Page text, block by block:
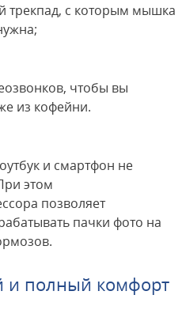
трекпад, с которым мышка
чтобы вы
из кофейни.
и смартфон не
этом
позволяет
пачки фото на
и полный комфорт